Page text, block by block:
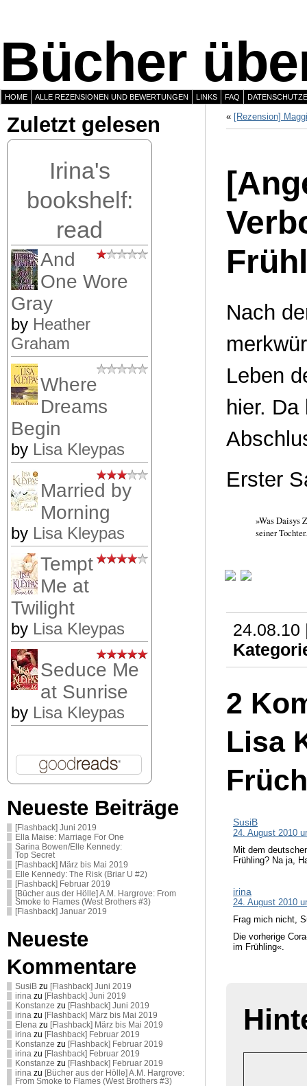
Bücher
HOME ALLE REZENSIONEN UND BEWERTUNGEN LINKS FAQ
Zuletzt gelesen
Irina's
bookshelf:
read
And
One Wore
Gray
by Heather
Graham
Where
Dreams
Begin
by Lisa Kleypas
Married by
Morning
by Lisa Kleypas
Tempt
Me at
Twilight
by Lisa Kleypas
Seduce Me
at Sunrise
by Lisa Kleypas
Neueste Beiträge
[Flashback] Juni 2019
Ella Maise: Marriage For One
Sarina Bowen/Elle Kennedy:
Top Secret
[Flashback] März bis Mai 2019
Elle Kennedy: The Risk (Briar U #2)
[Flashback] Februar 2019
[Bücher aus der Hölle] A.M. Hargrove: From
Smoke to Flames (West Brothers #3)
[Flashback] Januar 2019
Neueste
Kommentare
SusiB zu [Flashback] Juni 2019
irina zu [Flashback] Juni 2019
Konstanze zu [Flashback] Juni 2019
irina zu [Flashback] März bis Mai 2019
Elena zu [Flashback] März bis Mai 2019
irina zu [Flashback] Februar 2019
Konstanze zu [Flashback] Februar 2019
irina zu [Flashback] Februar 2019
Konstanze zu [Flashback] Februar 2019
irina zu [Bücher aus der Hölle] A.M. Hargrove:
From Smoke to Flames (West Brothers #3)
« [Rezension]
Nach
Leben
hier.
Erster
»Was Daisys
seiner Tochter.
2
Lisa
SusiB
24. August 2010
Mit dem
Frühling? Na ja,
irina
24. August 2010
Frag mich nicht,
Die vorherige
im Frühling«.